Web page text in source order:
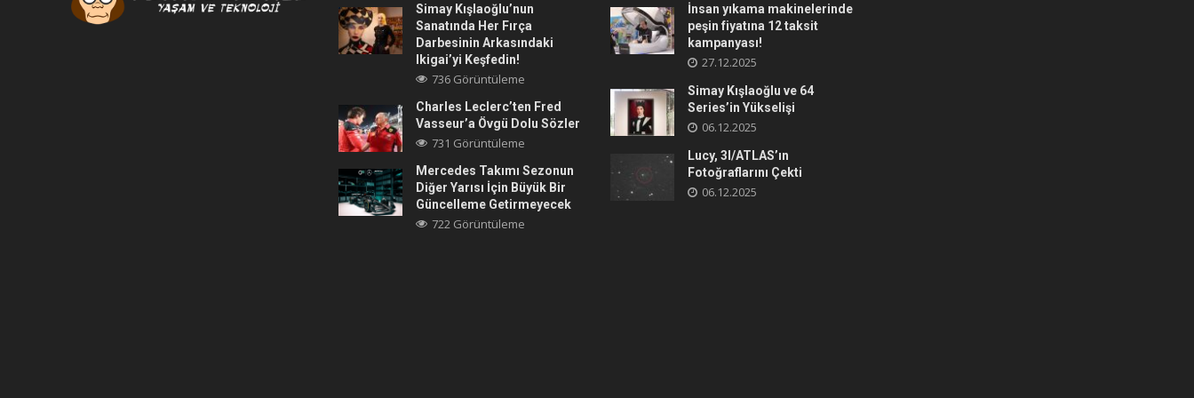
Simay Kışlaoğlu’nun
Sanatında Her Fırça
Darbesinin Arkasındaki
Ikigai’yi Keşfedin!
736 Görüntüleme
Charles Leclerc’ten Fred
Vasseur’a Övgü Dolu Sözler
731 Görüntüleme
Mercedes Takımı Sezonun
Diğer Yarısı İçin Büyük Bir
Güncelleme Getirmeyecek
722 Görüntüleme
İnsan yıkama makinelerinde
peşin fiyatına 12 taksit
kampanyası!
27.12.2025
Simay Kışlaoğlu ve 64
Series’in Yükselişi
06.12.2025
Lucy, 3I/ATLAS’ın
Fotoğraflarını Çekti
06.12.2025